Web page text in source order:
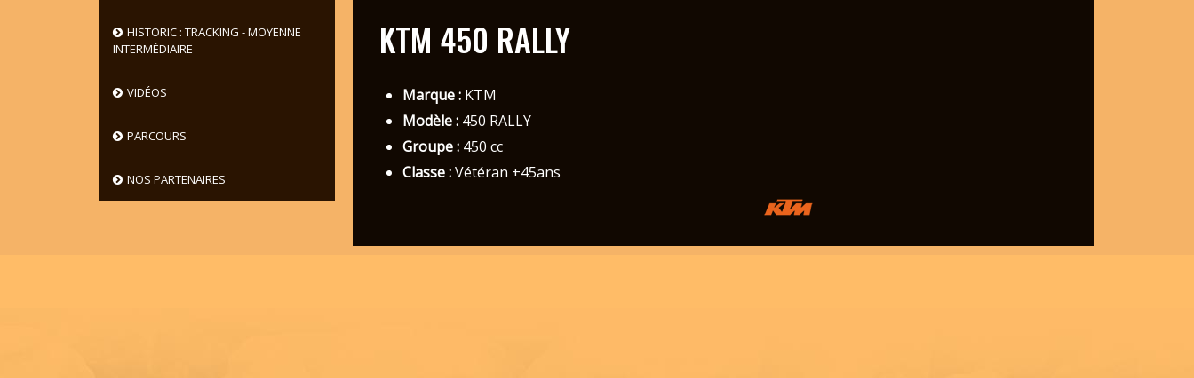
HISTORIC : TRACKING - MOYENNE
INTERMÉDIAIRE
VIDÉOS
PARCOURS
NOS PARTENAIRES
KTM 450 RALLY
Marque :KTM
Modèle :450 RALLY
Groupe :450 cc
Classe :Vétéran +45ans